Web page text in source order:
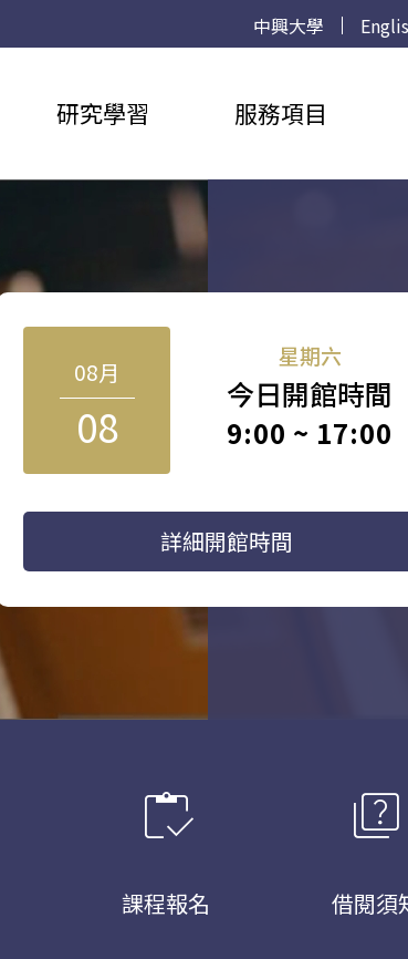
中興大學
研究學習 服務項目
08月
08
星期六
今日開館時間
9:00 ~ 17:00
詳細開館時間
inventory
課程報名
quiz
借閱須